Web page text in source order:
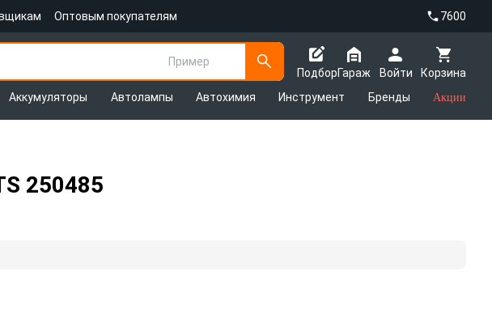
Оптовым покупателям 7600
Пример
Подбор
Корзина
Гараж
Войти
Аккумуляторы Автолампы Автохимия Инструмент Бренды Акции
250485